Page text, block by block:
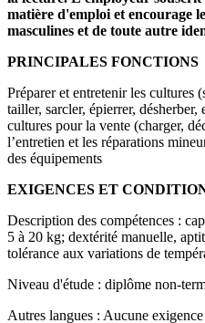
matière d'emploi et encourage
masculines et de toute autre
PRINCIPALES FONCTIONS
Préparer et entretenir les cultures
tailler, sarcler, épierrer,
cultures pour la vente (charger,
l’entretien et les réparations
des équipements
EXIGENCES ET
Description des compétences :
5 à 20 kg; dextérité manuelle,
tolérance aux variations de
Niveau d'étude : diplôme non-
Autres langues : Aucune